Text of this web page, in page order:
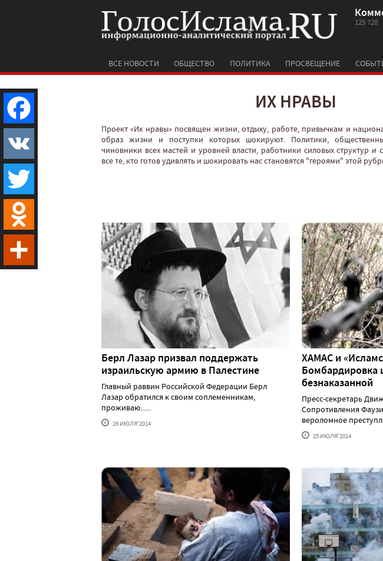
125 728
ВСЕ НОВОСТИ ОБЩЕСТВО ПОЛИТИКА ПРОСВЕЩЕНИЕ
ИХ НРАВЫ
Проект «Их нравы» посвящен жизни, отдыху, работе, привычкам и
образ жизни и поступки которых шокируют. Политики,
чиновники всех мастей и уровней власти, работники силовых структур и
все те, кто готов удивлять и шокировать нас становятся "героями" этой
Берл Лазар призвал поддержать
израильскую армию в Палестине
Главный раввин Российской Федерации Берл
Лазар обратился к своим соплеменникам,
проживаю......
26 ИЮЛЯ'2014
ХАМАС и
Бомбардировка
безнаказанной
Пресс-секретарь
Сопротивления
вероломное
25 ИЮЛЯ'2014
Facebook
VK
Twitter
Odnoklassniki